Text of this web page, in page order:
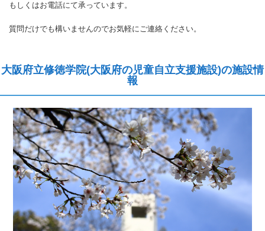
もしくはお電話にて承っています。
質問だけでも構いませんのでお気軽にご連絡ください。
大阪府立修徳学院(大阪府の児童自立支援施設)の施設情
報